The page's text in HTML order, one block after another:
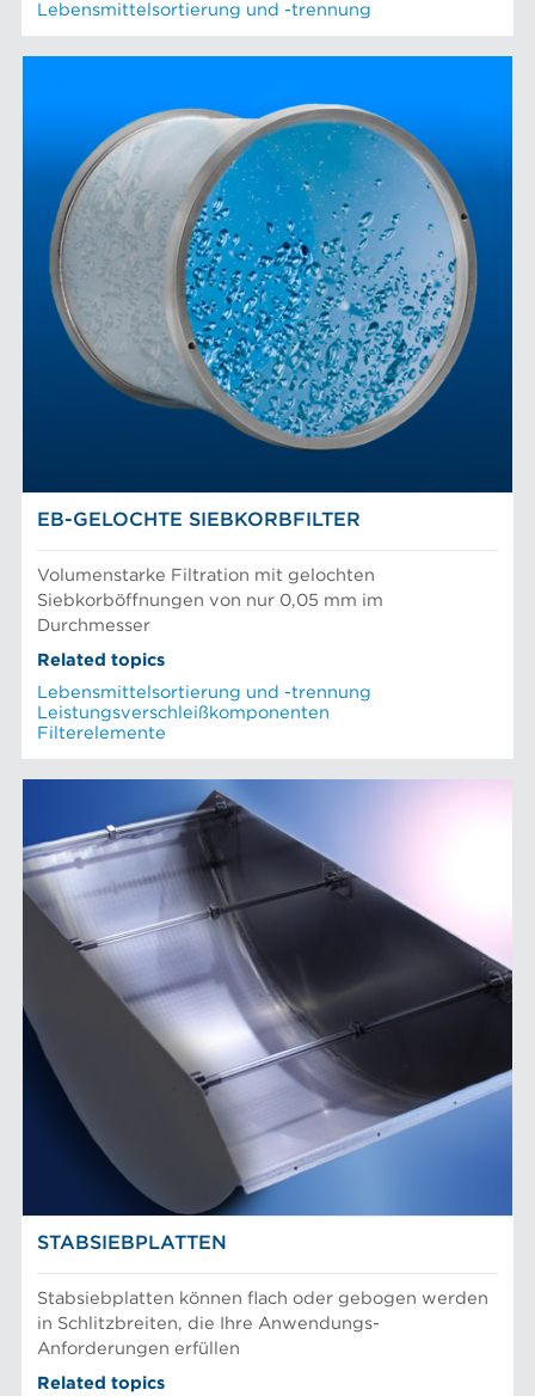
Lebensmittelsortierung und -trennung
EB-GELOCHTE SIEBKORBFILTER
Volumenstarke Filtration mit gelochten
Siebkorböffnungen von nur 0,05 mm im
Durchmesser
Related topics
Lebensmittelsortierung und -trennung
Leistungsverschleißkomponenten
Filterelemente
STABSIEBPLATTEN
Stabsiebplatten können flach oder gebogen werden
in Schlitzbreiten, die Ihre Anwendungs-
Anforderungen erfüllen
Related topics